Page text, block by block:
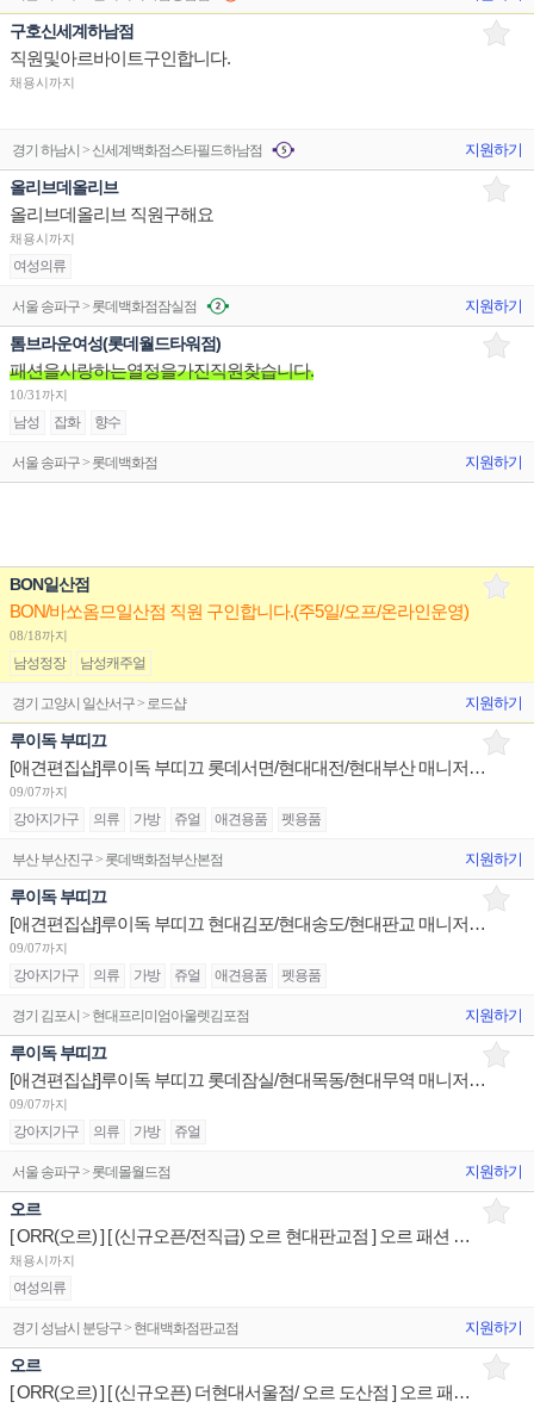
구호신세계하남점
직원및아르바이트구인합니다.
채용시까지
경기 하남시 > 신세계백화점스타필드하남점 지원하기
올리브데올리브
올리브데올리브 직원구해요
채용시까지
여성의류
서울 송파구 > 롯데백화점잠실점 지원하기
톰브라운여성(롯데월드타워점)
패션을사랑하는열정을가진직원찾습니다.
10/31까지
남성 잡화 향수
서울 송파구 > 롯데백화점 지원하기
BON일산점
BON/바쏘옴므일산점 직원 구인합니다.(주5일/오프/온라인운영)
08/18까지
남성정장 남성캐주얼
경기 고양시 일산서구 > 로드샵 지원하기
루이독 부띠끄
[애견편집샵]루이독 부띠끄 롯데서면/현대대전/현대부산 매니저/시니어/주니어 채용
09/07까지
강아지가구 의류 가방 쥬얼 애견용품 펫용품
부산 부산진구 > 롯데백화점부산본점 지원하기
루이독 부띠끄
[애견편집샵]루이독 부띠끄 현대김포/현대송도/현대판교 매니저/시니어/주니어 채용
09/07까지
강아지가구 의류 가방 쥬얼 애견용품 펫용품
경기 김포시 > 현대프리미엄아울렛김포점 지원하기
루이독 부띠끄
[애견편집샵]루이독 부띠끄 롯데잠실/현대목동/현대무역 매니저/시니어/주니어 채용
09/07까지
강아지가구 의류 가방 쥬얼
서울 송파구 > 롯데몰월드점 지원하기
오르
[ ORR(오르) ] [ (신규오픈/전직급) 오르 현대판교점 ] 오르 패션 스페셜리스트 판매전문사원
채용시까지
여성의류
경기 성남시 분당구 > 현대백화점판교점 지원하기
오르
[ ORR(오르) ] [ (신규오픈) 더현대서울점/ 오르 도산점 ] 오르 패션 스페셜리스트 판매전문사원